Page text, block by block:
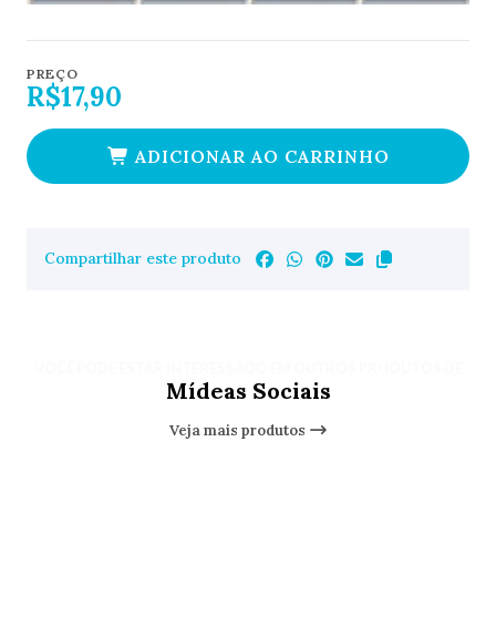
PREÇO
R$17,90
ADICIONAR AO CARRINHO
Compartilhar este produto
Mídeas Sociais
Veja mais produtos